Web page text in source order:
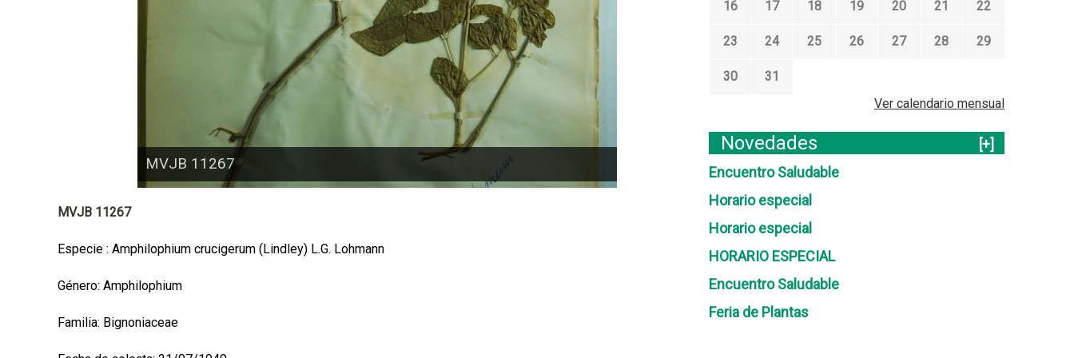
MVJB 11267
MVJB 11267
Especie : Amphilophium crucigerum (Lindley) L.G. Lohmann
Género: Amphilophium
Familia: Bignoniaceae
16 17 18 19 20 21 22
23 24 25 26 27 28 29
30
31
Ver calendario mensual
Novedades
[+]
Encuentro Saludable
Horario especial
Horario especial
HORARIO ESPECIAL
Encuentro Saludable
Feria de Plantas